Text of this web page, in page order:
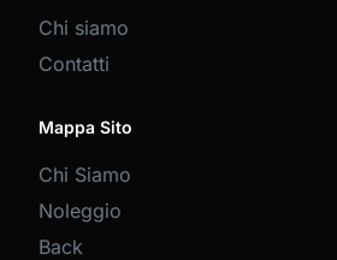
Chi siamo
Contatti
Mappa Sito
Chi Siamo
Noleggio
Back